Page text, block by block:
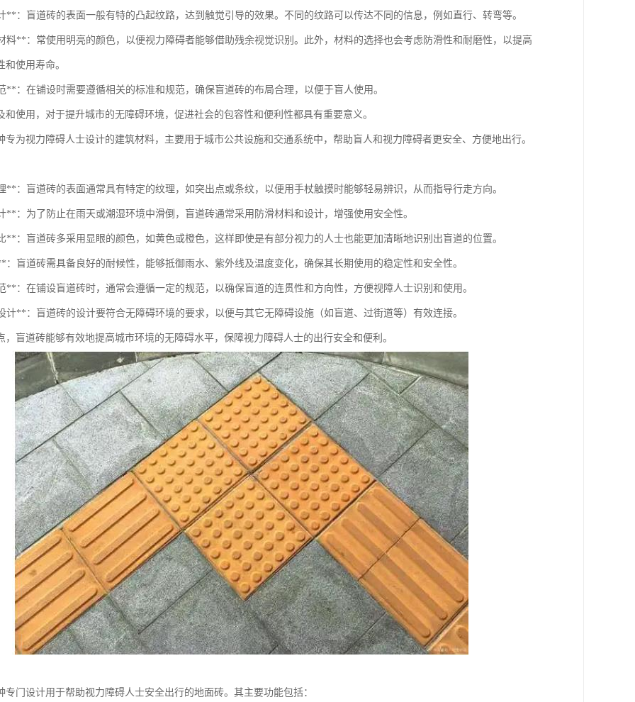
**：盲道砖的表面一般有特的凸起纹路，达到触觉引导的效果。不同的纹路可以传达不同的信息，例如直行、转弯等。
料**：常使用明亮的颜色，以便视力障碍者能够借助残余视觉识别。此外，材料的选择也会考虑防滑性和耐磨性，以提高
和使用寿命。
**：在铺设时需要遵循相关的标准和规范，确保盲道砖的布局合理，以便于盲人使用。
和使用，对于提升城市的无障碍环境，促进社会的包容性和便利性都具有重要意义。
专为视力障碍人士设计的建筑材料，主要用于城市公共设施和交通系统中，帮助盲人和视力障碍者更安全、方便地出行。
**：盲道砖的表面通常具有特定的纹理，如突出点或条纹，以便用手杖触摸时能够轻易辨识，从而指导行走方向。
**：为了防止在雨天或潮湿环境中滑倒，盲道砖通常采用防滑材料和设计，增强使用安全性。
**：盲道砖多采用显眼的颜色，如黄色或橙色，这样即使是有部分视力的人士也能更加清晰地识别出盲道的位置。
盲道砖需具备良好的耐候性，能够抵御雨水、紫外线及温度变化，确保其长期使用的稳定性和安全性。
**：在铺设盲道砖时，通常会遵循一定的规范，以确保盲道的连贯性和方向性，方便视障人士识别和使用。
计**：盲道砖的设计要符合无障碍环境的要求，以便与其它无障碍设施（如盲道、过街道等）有效连接。
，盲道砖能够有效地提高城市环境的无障碍水平，保障视力障碍人士的出行安全和便利。
专门设计用于帮助视力障碍人士安全出行的地面砖。其主要功能包括：